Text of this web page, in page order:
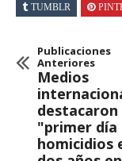
TUMBLR
Publicaciones
Anteriores
Medios
destacaron
"primer día
homicidios